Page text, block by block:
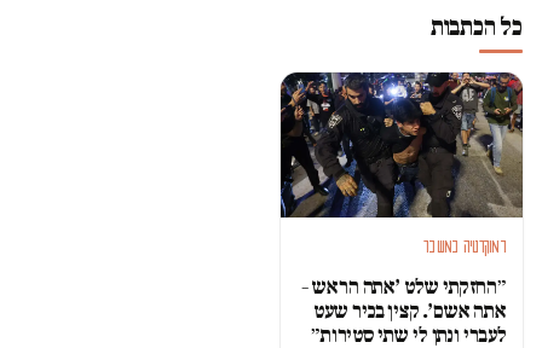
כל הכתבות
דמוקרטיה במשבר
״החזקתי שלט ׳אתה הראש –
אתה אשם׳. קצין בכיר שעט
לעברי ונתן לי שתי סטירות״